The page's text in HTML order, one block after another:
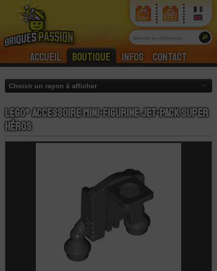
Accueil Boutique Infos Contact
LEGO® Accessoire Mini-Figurine Jet-Pack Super
Héros